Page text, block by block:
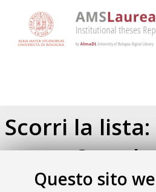
Questo sito
Scorri la
Su di un livello